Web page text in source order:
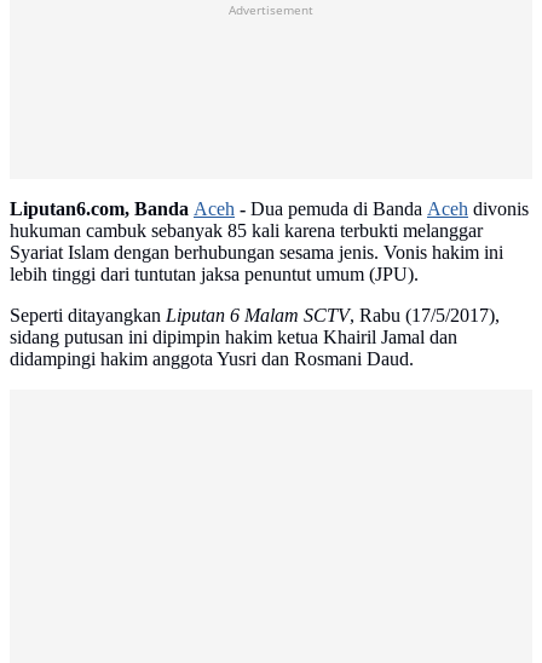
Advertisement
Liputan6.com, Banda Aceh - Dua pemuda di Banda Aceh divonis
hukuman cambuk sebanyak 85 kali karena terbukti melanggar
Syariat Islam dengan berhubungan sesama jenis. Vonis hakim ini
lebih tinggi dari tuntutan jaksa penuntut umum (JPU).
Seperti ditayangkan Liputan 6 Malam SCTV, Rabu (17/5/2017),
sidang putusan ini dipimpin hakim ketua Khairil Jamal dan
didampingi hakim anggota Yusri dan Rosmani Daud.